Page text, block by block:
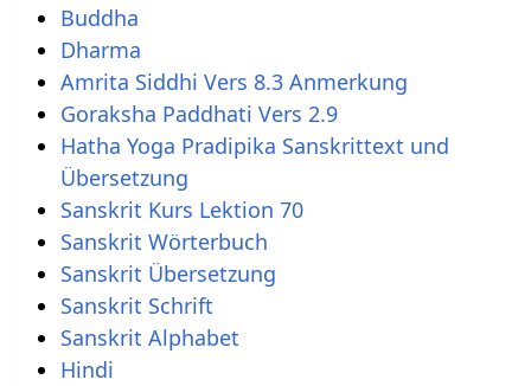
Buddha
Dharma
Amrita Siddhi Vers 8.3 Anmerkung
Goraksha Paddhati Vers 2.9
Hatha Yoga Pradipika Sanskrittext und
Übersetzung
Sanskrit Kurs Lektion 70
Sanskrit Wörterbuch
Sanskrit Übersetzung
Sanskrit Schrift
Sanskrit Alphabet
Hindi